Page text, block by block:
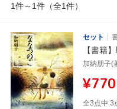
1件～1件（全1件）
セット
【書籍
加納朋子(
¥770
全3点中 3